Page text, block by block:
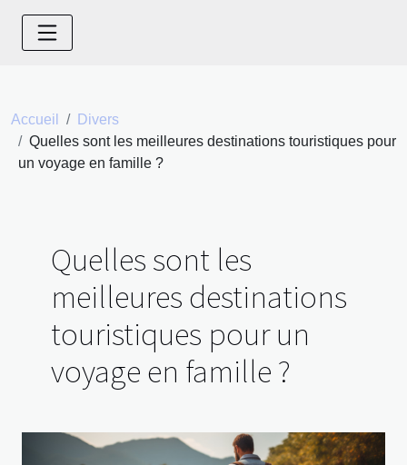
Accueil
Divers
Quelles sont les meilleures destinations touristiques pour
un voyage en famille ?
Quelles sont les
meilleures destinations
touristiques pour un
voyage en famille ?